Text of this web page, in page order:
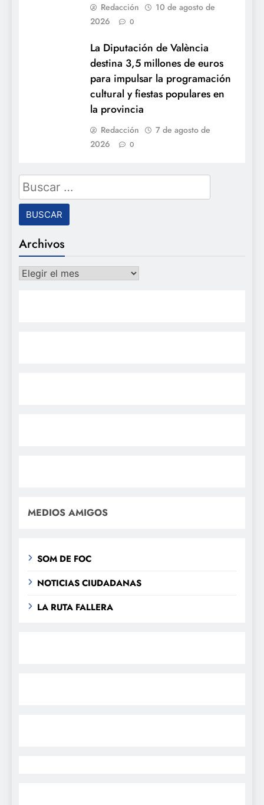
Redacción
10 de agosto de
2026
0
La Diputación de València
destina 3,5 millones de euros
para impulsar la programación
cultural y fiestas populares en
la provincia
Redacción
7 de agosto de
2026
0
Buscar:
Archivos
Archivos
MEDIOS AMIGOS
SOM DE FOC
NOTICIAS CIUDADANAS
LA RUTA FALLERA